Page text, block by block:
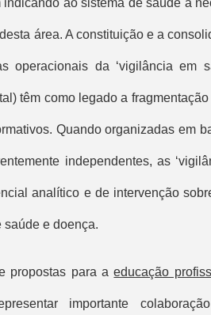
indicando ao sistema de saúde a
área. A constituição e a
operacionais da ‘vigilância em
têm como legado a
Quando organizadas em
independentes, as
analítico e de intervenção
saúde e doença.
propostas para aeducação
importante